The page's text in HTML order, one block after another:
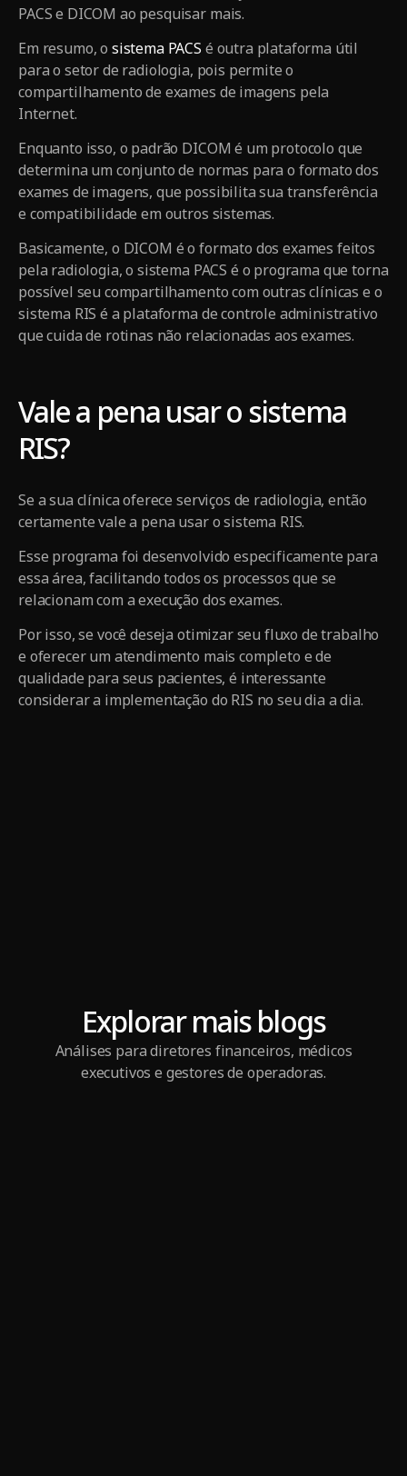
PACS e DICOM ao pesquisar mais.
Em resumo, o sistema PACS é outra plataforma útil
para o setor de radiologia, pois permite o
compartilhamento de exames de imagens pela
Internet.
Enquanto isso, o padrão DICOM é um protocolo que
determina um conjunto de normas para o formato dos
exames de imagens, que possibilita sua transferência
e compatibilidade em outros sistemas.
Basicamente, o DICOM é o formato dos exames feitos
pela radiologia, o sistema PACS é o programa que torna
possível seu compartilhamento com outras clínicas e o
sistema RIS é a plataforma de controle administrativo
que cuida de rotinas não relacionadas aos exames.
Vale a pena usar o sistema
RIS?
Se a sua clínica oferece serviços de radiologia, então
certamente vale a pena usar o sistema RIS.
Esse programa foi desenvolvido especificamente para
essa área, facilitando todos os processos que se
relacionam com a execução dos exames.
Por isso, se você deseja otimizar seu fluxo de trabalho
e oferecer um atendimento mais completo e de
qualidade para seus pacientes, é interessante
considerar a implementação do RIS no seu dia a dia.
Explorar mais blogs
Análises para diretores financeiros, médicos
executivos e gestores de operadoras.